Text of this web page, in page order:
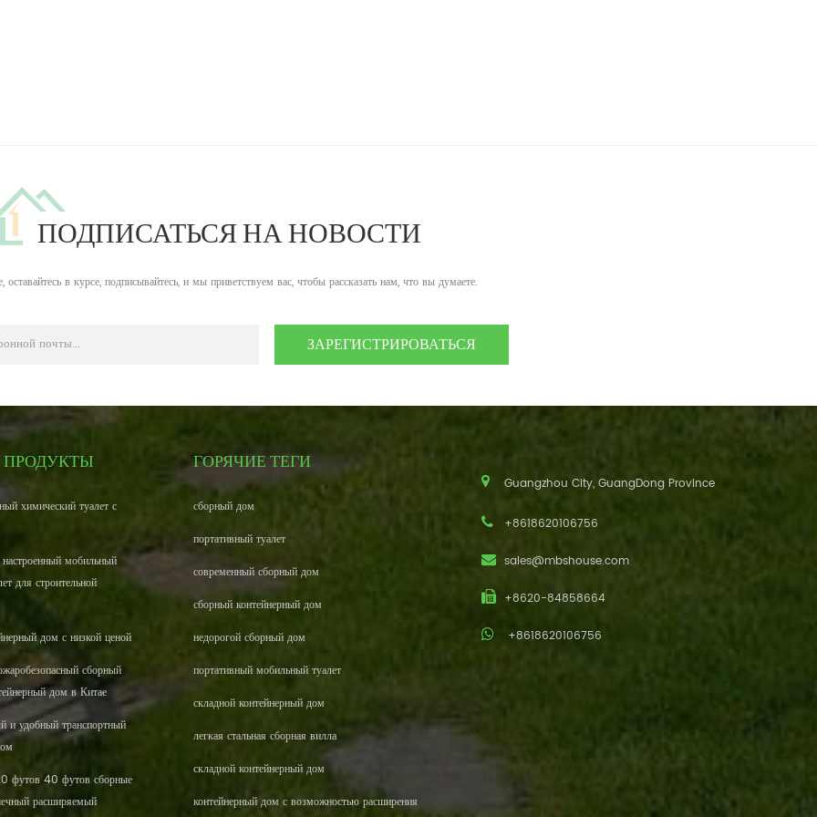
ПОДПИСАТЬСЯ НА НОВОСТИ
оставайтесь в курсе, подписывайтесь, и мы приветствуем вас, чтобы рассказать нам, что вы думаете.
ПРОДУКТЫ
химический туалет с
мобильный
для строительной
дом с низкой ценой
сборный
дом в Китае
и удобный транспортный
футов 40 футов сборные
расширяемый
ГОРЯЧИЕ ТЕГИ
сборный дом
портативный туалет
современный сборный дом
сборный контейнерный дом
недорогой сборный дом
портативный мобильный туалет
складной контейнерный дом
легкая стальная сборная вилла
складной контейнерный дом
контейнерный дом с возможностью расширения
Guangzhou City, GuangDong Province
+8618620106756
sales@mbshouse.com
+8620-84858664
+8618620106756